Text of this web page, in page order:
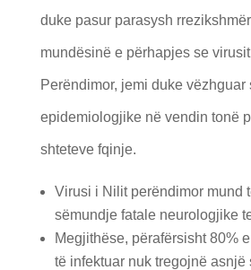
duke pasur parasysh
mundësinë e përhapjes se
Perëndimor, jemi duke vëzhguar
epidemiologjike në vendin tonë
shteteve fqinje.
Virusi i Nilit perëndimor mund
sëmundje fatale neurologjike
Megjithëse, përafërsisht 80%
të infektuar nuk tregojnë asnjë